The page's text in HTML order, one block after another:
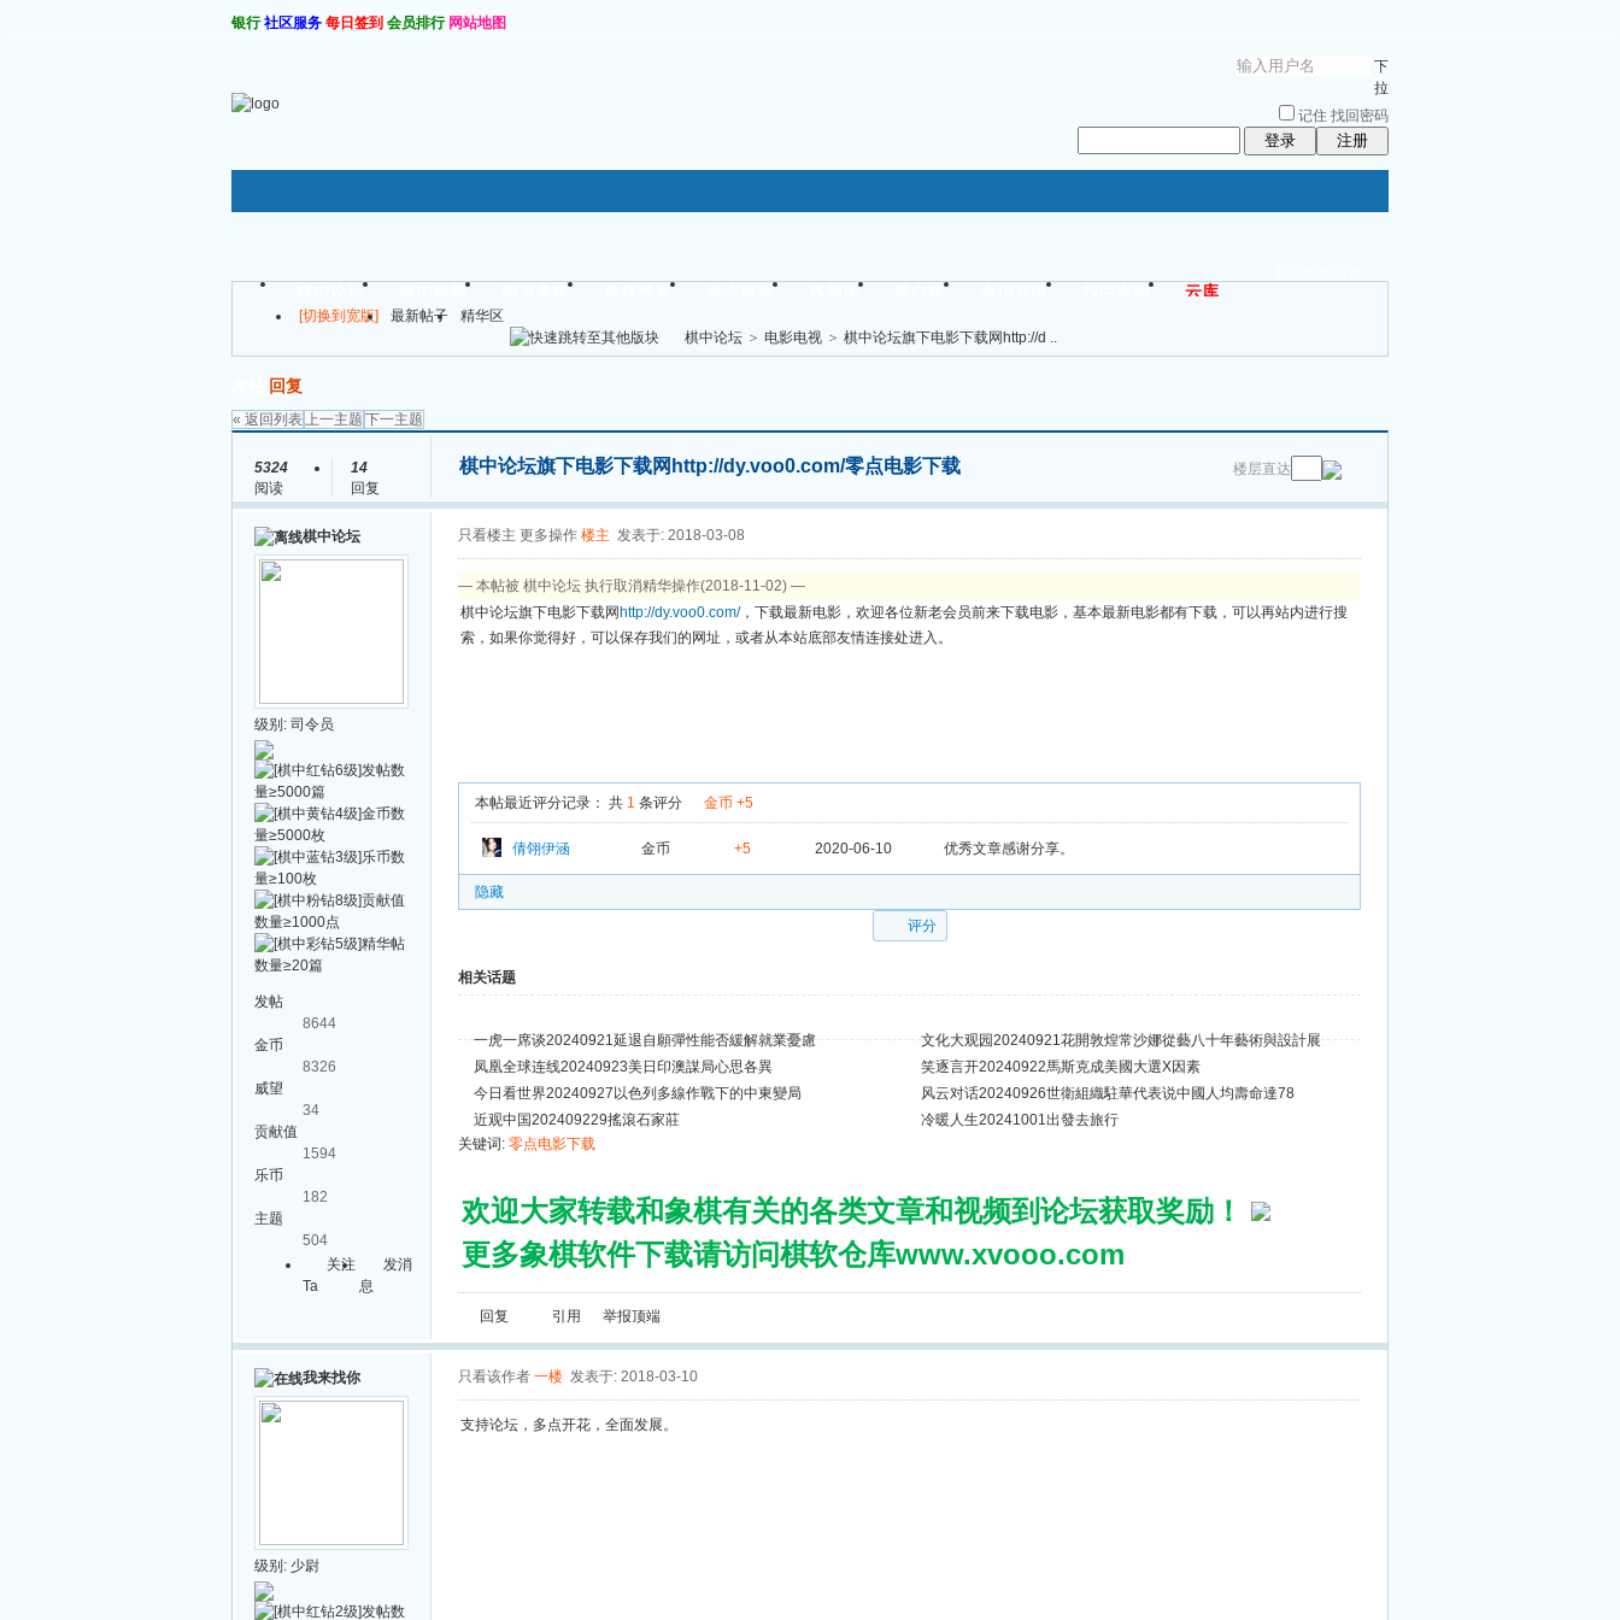
银行 社区服务 每日签到 会员排行 网站地图
下
拉
记住 找回密码
登录 注册
棋中论坛 棋中秘籍 网页象棋 象棋残局 动态棋谱 残局库 黑白棋 金币充值 找回密码 云库
宣传获得贡献值:
[切换到宽版] 最新帖子
精华区
棋中论坛 > 电影电视 > 棋中论坛旗下电影下载网http://d ..
回复
« 返回列表上一主题 下一主题
5324
阅读
14
回复
棋中论坛旗下电影下载网http://dy.voo0.com/零点电影下载 楼层直达
棋中论坛
级别: 司令员
发帖
8644
金币
8326
威望
34
贡献值
1594
乐币
182
主题
504
关注
Ta
发消
息
只看楼主 更多操作 楼主 发表于: 2018-03-08
— 本帖被 棋中论坛 执行取消精华操作(2018-11-02) —
棋中论坛旗下电影下载网 http://dy.voo0.com/，下载最新电影，欢迎各位新老会员前来下载电影，基本最新电影都有下载，可以再站内进行搜
索，如果你觉得好，可以保存我们的网址，或者从本站底部友情连接处进入。
本帖最近评分记录： 共 1 条评分 金币 +5
倩翎伊涵 金币 +5 2020-06-10 优秀文章感谢分享。
隐藏
评分
相关话题
一虎一席谈20240921延退自願彈性能否緩解就業憂慮
文化大观园20240921花開敦煌常沙娜從藝八十年藝術與設計展
凤凰全球连线20240923美日印澳謀局心思各異
笑逐言开20240922馬斯克成美國大選X因素
今日看世界20240927以色列多線作戰下的中東變局
风云对话20240926世衛組織駐華代表说中國人均壽命達78
近观中国202409229搖滾石家莊
冷暖人生20241001出發去旅行
关键词: 零点电影下载
欢迎大家转载和象棋有关的各类文章和视频到论坛获取奖励！
更多象棋软件下载请访问棋软仓库www.xvooo.com
回复 引用 举报顶端
我来找你
级别: 少尉
只看该作者 一楼 发表于: 2018-03-10
支持论坛，多点开花，全面发展。